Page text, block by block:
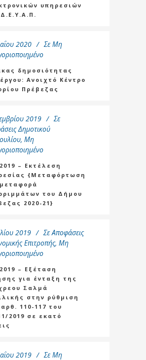
υπηρεσιών
2020 Σε Μη
δημοσιότητας
Ανοιχτό Κέντρο
Πρέβεζας
2019
Σε
Δημοτικού
, Μη
– Εκτέλεση
{Μεταφόρτωση
του Δήμου
2020-21}
2019 Σε Αποφάσεις
Επιτροπής, Μη
– Εξέταση
για ένταξη της
Σαλμά
στην ρύθμιση
110-117 του
2019 σε εκατό
2019 Σε Μη